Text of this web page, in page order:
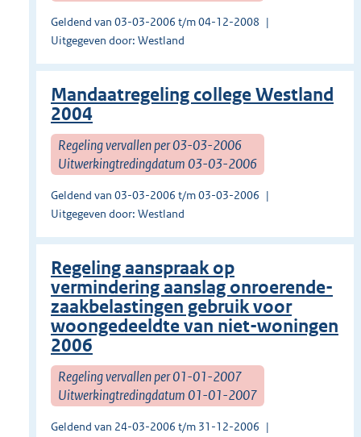
Geldend van 03-03-2006 t/m 04-12-2008
Uitgegeven door: Westland
Mandaatregeling college Westland
2004
Regeling vervallen per 03-03-2006
Uitwerkingtredingdatum 03-03-2006
Geldend van 03-03-2006 t/m 03-03-2006
Uitgegeven door: Westland
Regeling aanspraak op
vermindering aanslag onroerende-
zaakbelastingen gebruik voor
woongedeeldte van niet-woningen
2006
Regeling vervallen per 01-01-2007
Uitwerkingtredingdatum 01-01-2007
Geldend van 24-03-2006 t/m 31-12-2006